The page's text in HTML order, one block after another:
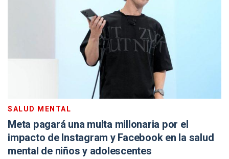
SALUD MENTAL
Meta pagará una multa millonaria por el
impacto de Instagram y Facebook en la salud
mental de niños y adolescentes